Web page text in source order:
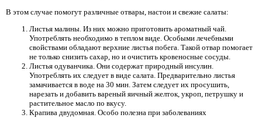
В этом случае помогут различные отвары, настои и свежие салаты:
Листья малины. Из них можно приготовить ароматный чай.
Употреблять необходимо в теплом виде. Особыми лечебными
свойствами обладают верхние листья побега. Такой отвар помогает
не только снизить сахар, но и очистить кровеносные сосуды.
Листья одуванчика. Они содержат природный инсулин.
Употреблять их следует в виде салата. Предварительно листья
замачивается в воде на 30 мин. Затем следует их просушить,
нарезать и добавить вареный яичный желток, укроп, петрушку и
растительное масло по вкусу.
Крапива двудомная. Особо полезна при заболеваниях